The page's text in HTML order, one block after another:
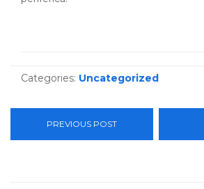
Categories: Uncategorized
PREVIOUS POST